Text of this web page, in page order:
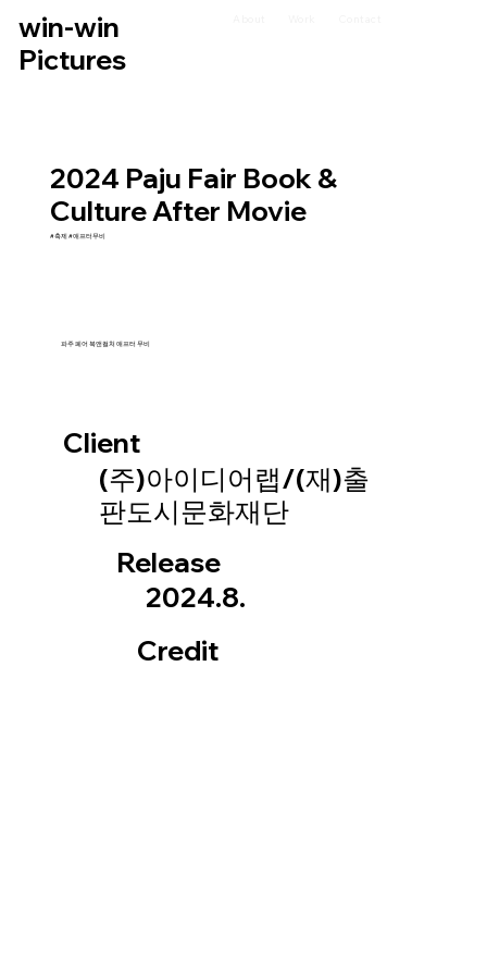
win-win
Pictures
2024 Paju Fair Book &
Culture After Movie
#축제 #애프터무비
파주 페어 북앤컬처 애프터 무비
Client
(주)아이디어랩/(재)출
판도시문화재단
Release
2024.8.
Credit